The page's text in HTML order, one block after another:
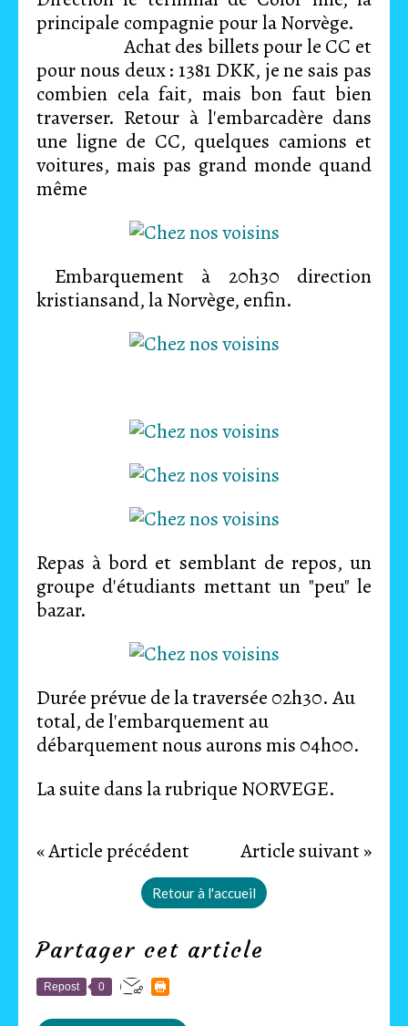
principale compagnie pour la Norvège.
Achat des billets pour le CC et
pour nous deux : 1381 DKK, je ne sais pas
combien cela fait, mais bon faut bien
traverser. Retour à l'embarcadère dans
une ligne de CC, quelques camions et
voitures, mais pas grand monde quand
même
Embarquement à 20h30 direction
kristiansand, la Norvège, enfin.
Repas à bord et semblant de repos, un
groupe d'étudiants mettant un "peu" le
bazar.
Durée prévue de la traversée 02h30. Au
total, de l'embarquement au
débarquement nous aurons mis 04h00.
La suite dans la rubrique NORVEGE.
« Article précédent Article suivant »
Retour à l'accueil
Partager cet article
Repost 0